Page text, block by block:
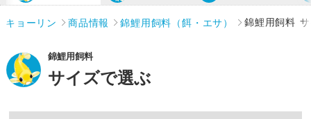
キョーリン 商品情報 錦鯉用飼料（餌・エサ） 錦鯉用飼料
錦鯉用飼料
サイズで選ぶ